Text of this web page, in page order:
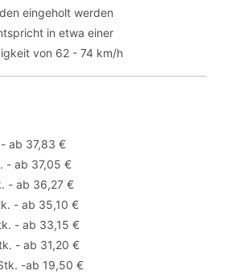
eingeholt werden
in etwa einer
von 62 - 74 km/h
ab 37,83 €
- ab 37,05 €
- ab 36,27 €
- ab 35,10 €
- ab 33,15 €
- ab 31,20 €
-ab 19,50 €